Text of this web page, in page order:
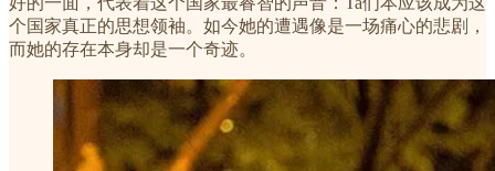
个国家真正的思想领袖。如今她的遭遇像是一场痛心的悲剧，
而她的存在本身却是一个奇迹。